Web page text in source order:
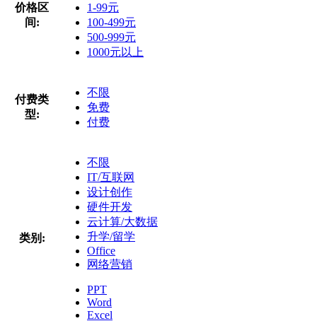
价格区
间:
1-99元
100-499元
500-999元
1000元以上
付费类
型:
不限
免费
付费
类别:
不限
IT/互联网
设计创作
硬件开发
云计算/大数据
升学/留学
Office
网络营销
PPT
Word
Excel